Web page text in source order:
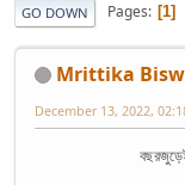
GO DOWN Pages 1
Mrittika
December 13, 2022,